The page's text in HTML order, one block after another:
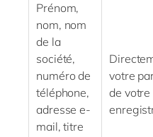
Prénom,
nom, nom
de la
société,
numéro de
téléphone,
adressee-
mail, titre
votre
de votre